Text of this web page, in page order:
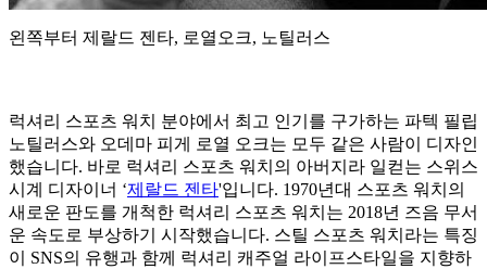
왼쪽부터 제랄드 젠타, 로열오크, 노틸러스
럭셔리 스포츠 워치 분야에서 최고 인기를 구가하는 파텍 필립
노틸러스와 오데마 피게 로열 오크는 모두 같은 사람이 디자인
했습니다. 바로 럭셔리 스포츠 워치의 아버지라 일컫는 스위스
시계 디자이너 ‘제랄드 젠타'입니다. 1970년대 스포츠 워치의
새로운 판도를 개척한 럭셔리 스포츠 워치는 2018년 즈음 무서
운 속도로 부상하기 시작했습니다. 스틸 스포츠 워치라는 특징
이 SNS의 유행과 함께 럭셔리 캐주얼 라이프스타일을 지향하